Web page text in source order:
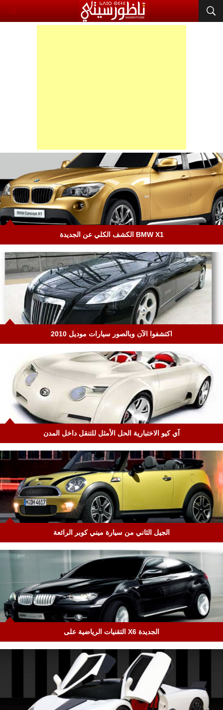
BMW X1 الكشف الكلي عن الجديدة
اكتشفوا الآن وبالصور سيارات موديل 2010
آي كيو الاختبارية الحل الأمثل للتنقل داخل المدن
الجيل الثاني من سيارة ميني كوبر الرائعة
الجديدة X6 التقنيات الرياضية على